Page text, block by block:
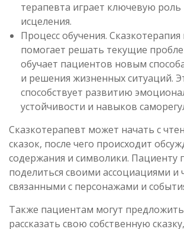
терапевта играет ключевую роль
исцеления.
Процесс обучения.
помогает решать текущие
обучает пациентов новым
и решения жизненных ситуаций.
способствует развитию
устойчивости и навыков
Сказкотерапевт может начать с
сказок, после чего происходит
содержания и символики. Пациенту
поделиться своими ассоциациями и
связанными с персонажами и
Также пациентам могут
рассказать свою собственную